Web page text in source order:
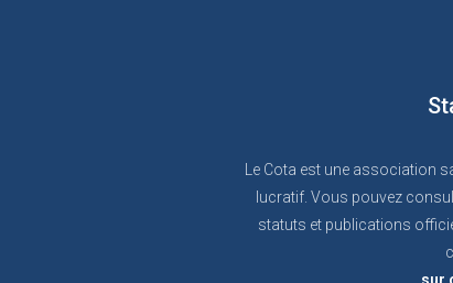
Le Cota est une association
lucratif. Vous pouvez
statuts et publications